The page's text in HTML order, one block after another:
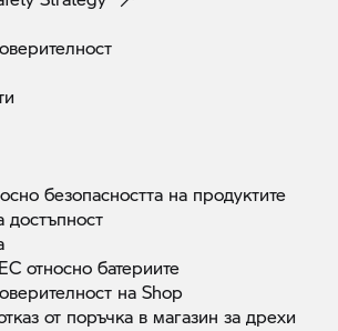
безопасността на продуктите
достъпност
относнобатериите
наShop
от поръчка в магазин задрехи